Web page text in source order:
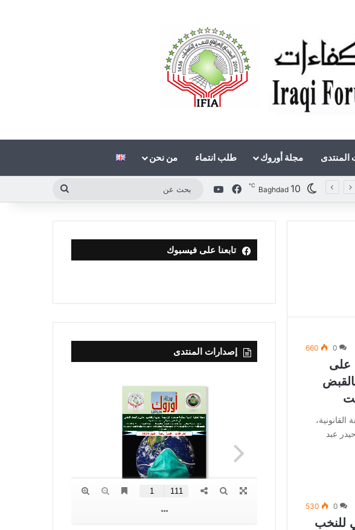
المنتدى مجلة أوروك طلب انتماء من نحن
Baghdad 10
℃ فيسبوك‫YouTube
0
660
على
عبد
0
530
للنخب
تابعنا على فيسبوك
إصدارات المنتدى